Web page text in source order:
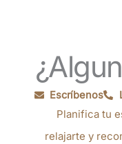
Escríbenos
Planifica tu
relajarte y